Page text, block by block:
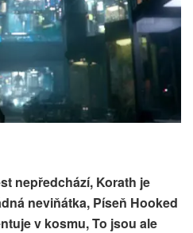
nepředchází, Korath je
neviňátka, Píseň Hooked
v kosmu, To jsou ale